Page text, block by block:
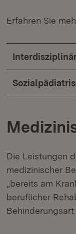
Erfahren Sie
Die Leistungen
medizinischer
„bereits am
beruflicher